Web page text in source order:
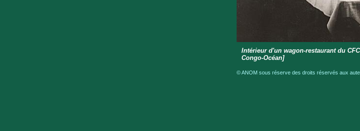
Intérieur d'un wagon-restaurant du
Congo-Océan]
© ANOM sous réserve des droits réservés aux